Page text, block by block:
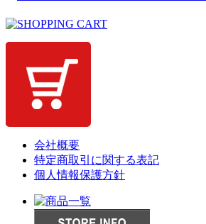
会社概要
特定商取引に関する表記
個人情報保護方針